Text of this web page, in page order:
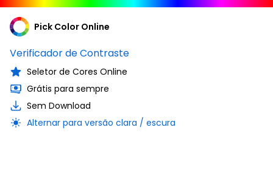
Pick Color Online
Verificador de Contraste
Seletor de Cores Online
Grátis para sempre
Sem Download
Alternar para versão clara / escura